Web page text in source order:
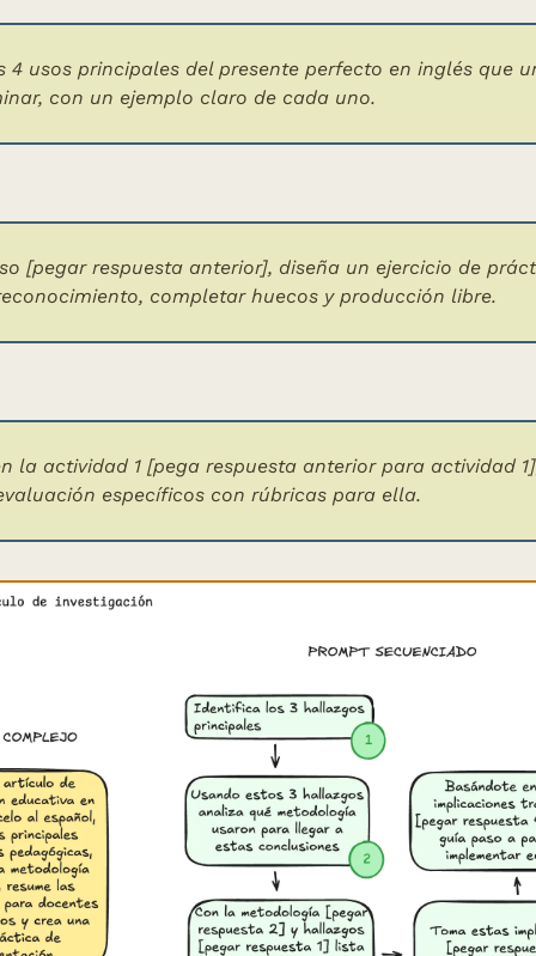
4 usos principales del presente perfecto en inglés que
con un ejemplo claro de cada uno.
[pegar respuesta anterior], diseña un ejercicio de
completar huecos y producción libre.
la actividad 1 [pega respuesta anterior para actividad
específicos con rúbricas para ella.